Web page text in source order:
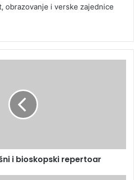
obrazovanje i verske zajednice
i bioskopski repertoar